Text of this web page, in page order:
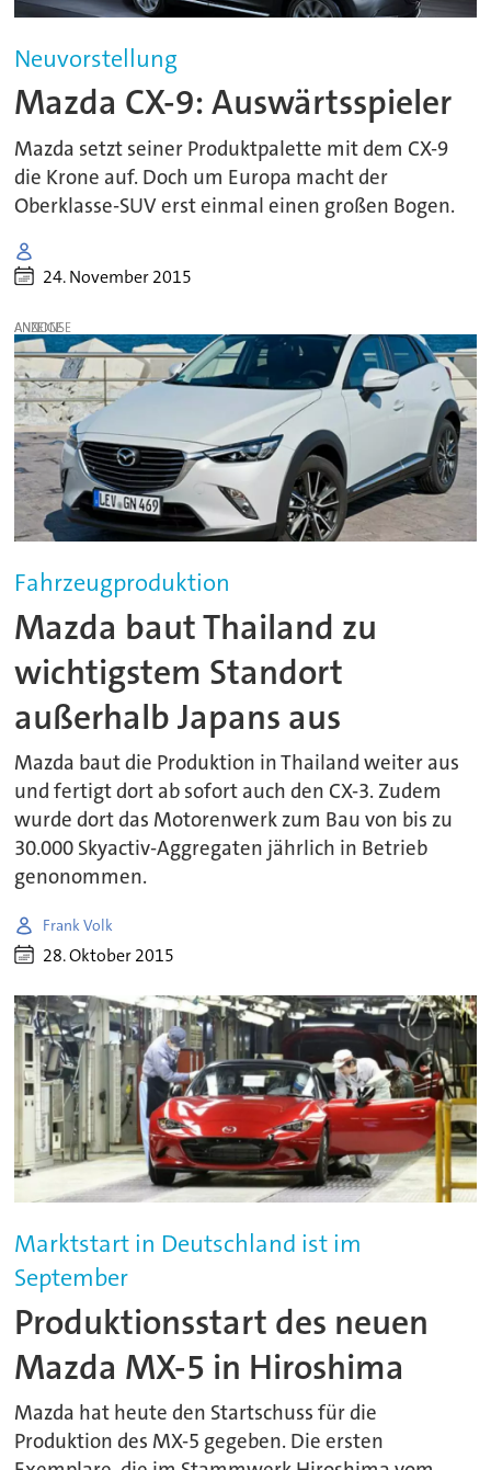
Neuvorstellung
Mazda CX-9: Auswärtsspieler
Mazda setzt seiner Produktpalette mit dem CX-9
die Krone auf. Doch um Europa macht der
Oberklasse-SUV erst einmal einen großen Bogen.
24. November 2015
ANZEIGE
Fahrzeugproduktion
Mazda baut Thailand zu
wichtigstem Standort
außerhalb Japans aus
Mazda baut die Produktion in Thailand weiter aus
und fertigt dort ab sofort auch den CX-3. Zudem
wurde dort das Motorenwerk zum Bau von bis zu
30.000 Skyactiv-Aggregaten jährlich in Betrieb
genonommen.
Frank Volk
28. Oktober 2015
Marktstart in Deutschland ist im
September
Produktionsstart des neuen
Mazda MX-5 in Hiroshima
Mazda hat heute den Startschuss für die
Produktion des MX-5 gegeben. Die ersten